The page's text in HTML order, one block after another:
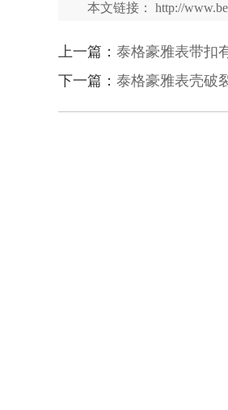
本文链接： http://
上一篇： 泰格豪雅表带扣
下一篇： 泰格豪雅表壳破